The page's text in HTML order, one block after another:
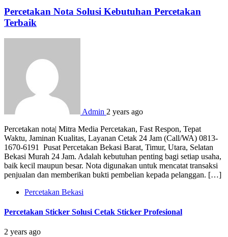
Percetakan Nota Solusi Kebutuhan Percetakan
Terbaik
Admin 2 years ago
Percetakan nota| Mitra Media Percetakan, Fast Respon, Tepat
Waktu, Jaminan Kualitas, Layanan Cetak 24 Jam (Call/WA) 0813-
1670-6191 Pusat Percetakan Bekasi Barat, Timur, Utara, Selatan
Bekasi Murah 24 Jam. Adalah kebutuhan penting bagi setiap usaha,
baik kecil maupun besar. Nota digunakan untuk mencatat transaksi
penjualan dan memberikan bukti pembelian kepada pelanggan. […]
Percetakan Bekasi
Percetakan Sticker Solusi Cetak Sticker Profesional
2 years ago